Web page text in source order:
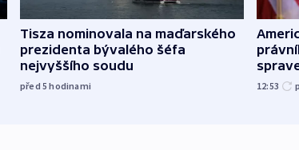
Tisza nominovala na maďarského
prezidenta bývalého šéfa
nejvyššího soudu
před 5hodinami 12:53